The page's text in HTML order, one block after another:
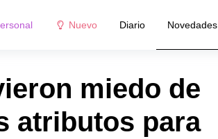
Nuevo Diario Novedades
miedo de
atributos para